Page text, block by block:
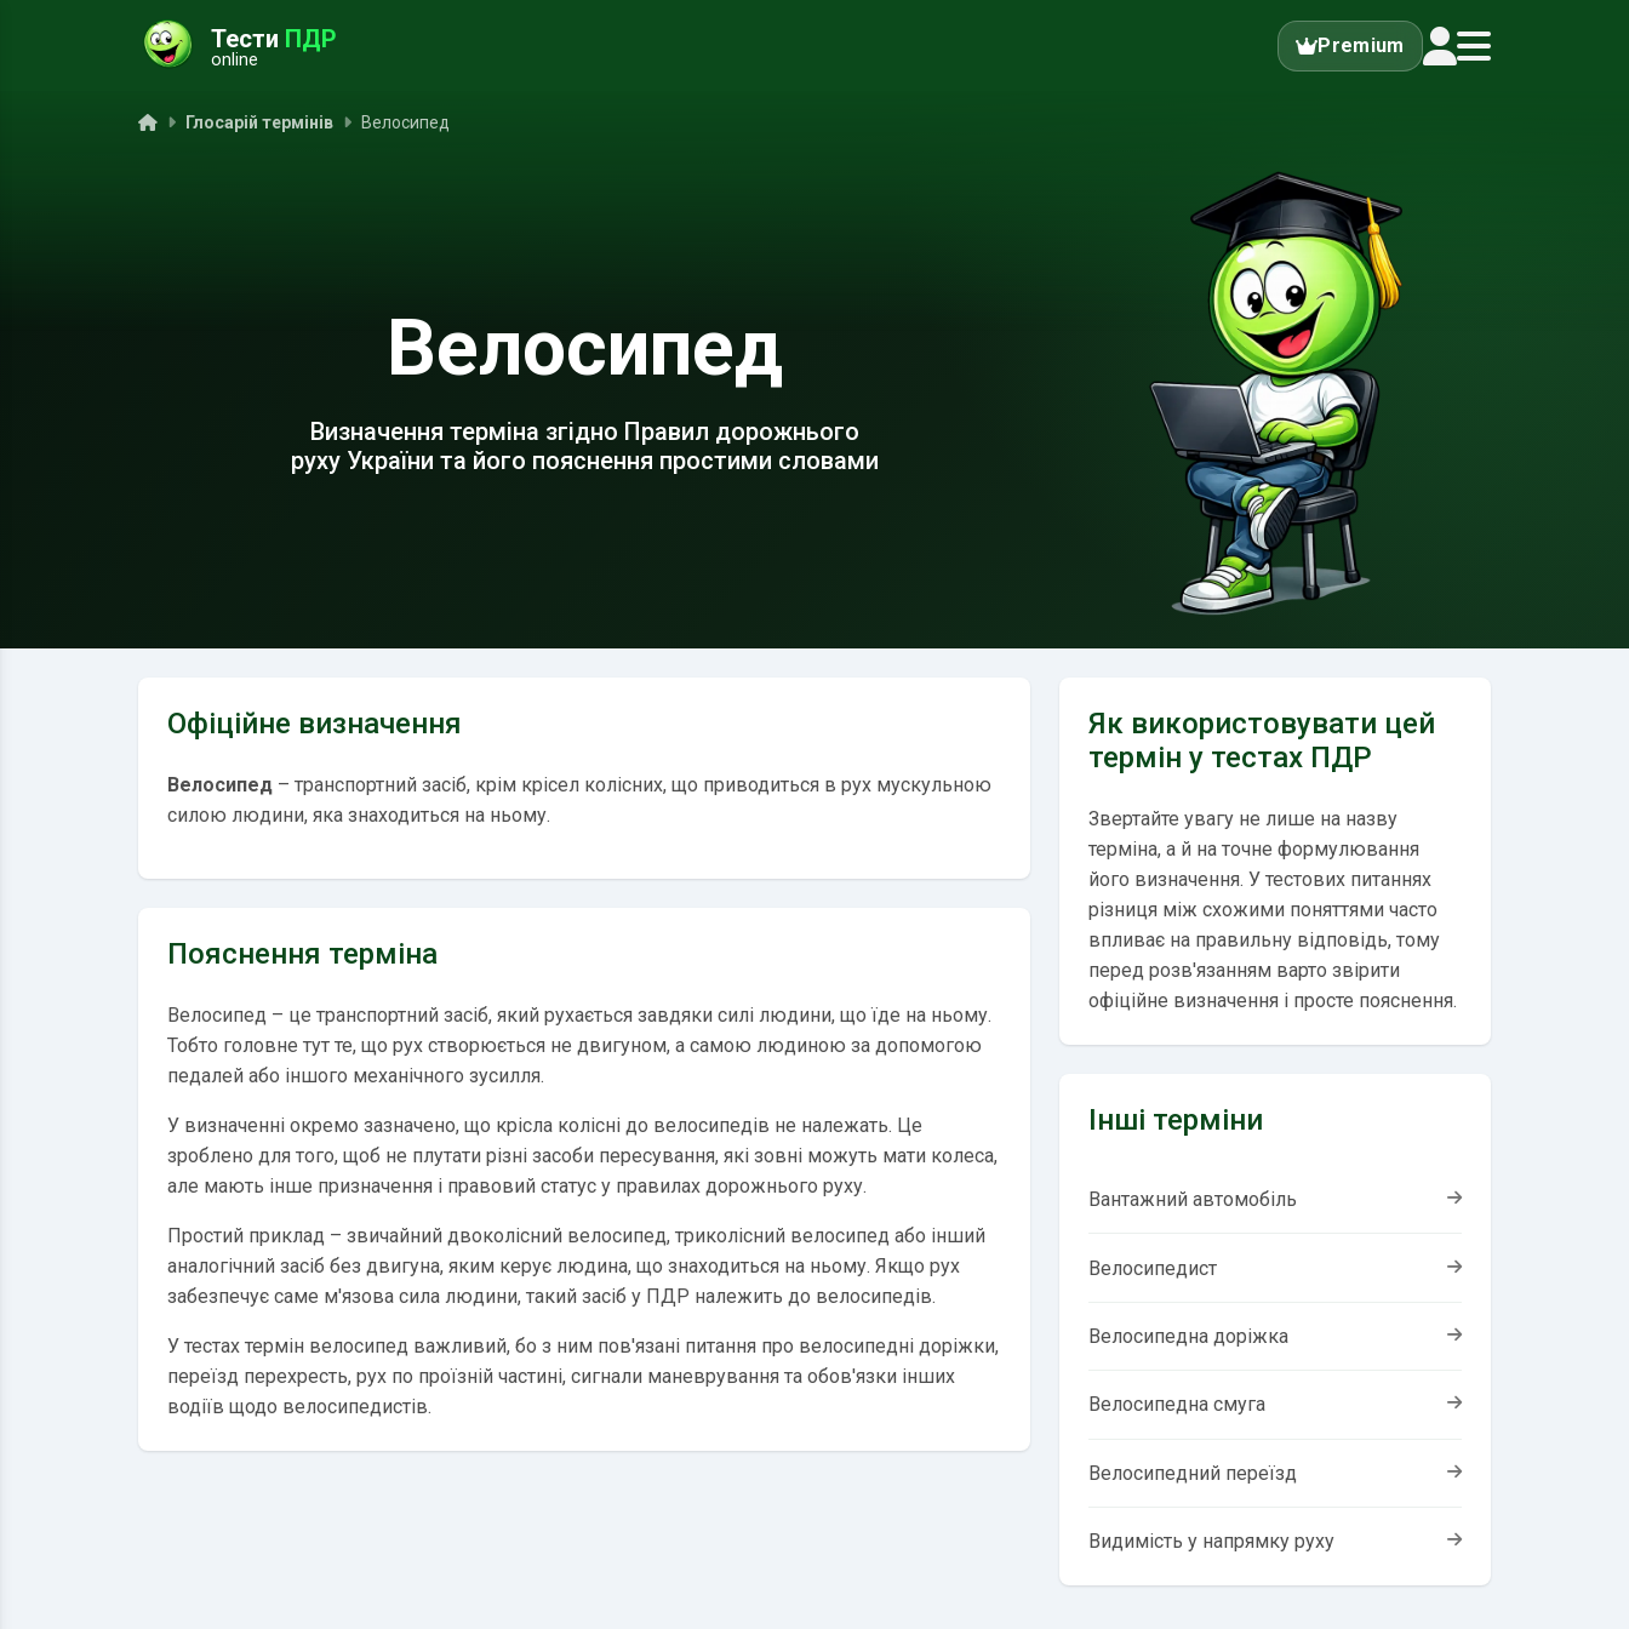
Тести ПДР
online
Premium
ГоловнаГлосарій термінів Велосипед
Велосипед
Визначення терміна згідно Правил дорожнього
руху України та його пояснення простими словами
Офіційне визначення
Велосипед – транспортний засіб, крім крісел колісних, що приводиться в рух мускульною
силою людини, яка знаходиться на ньому.
Пояснення терміна
Велосипед – це транспортний засіб, який рухається завдяки силі людини, що їде на ньому.
Тобто головне тут те, що рух створюється не двигуном, а самою людиною за допомогою
педалей або іншого механічного зусилля.
У визначенні окремо зазначено, що крісла колісні до велосипедів не належать. Це
зроблено для того, щоб не плутати різні засоби пересування, які зовні можуть мати колеса,
але мають інше призначення і правовий статус у правилах дорожнього руху.
Простий приклад – звичайний двоколісний велосипед, триколісний велосипед або інший
аналогічний засіб без двигуна, яким керує людина, що знаходиться на ньому. Якщо рух
забезпечує саме м'язова сила людини, такий засіб у ПДР належить до велосипедів.
У тестах термін велосипед важливий, бо з ним пов'язані питання про велосипедні доріжки,
переїзд перехресть, рух по проїзній частині, сигнали маневрування та обов'язки інших
водіїв щодо велосипедистів.
Як використовувати цей
термін у тестах ПДР
Звертайте увагу не лише на назву
терміна, а й на точне формулювання
його визначення. У тестових питаннях
різниця між схожими поняттями часто
впливає на правильну відповідь, тому
перед розв'язанням варто звірити
офіційне визначення і просте пояснення.
Інші терміни
Вантажний автомобіль
Велосипедист
Велосипедна доріжка
Велосипедна смуга
Велосипедний переїзд
Видимість у напрямку руху